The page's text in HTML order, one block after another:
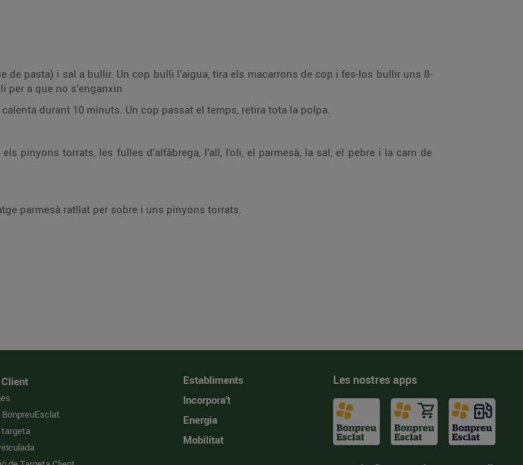
de pasta) i sal a bullir. Un cop bulli l’aigua, tira els macarrons de cop i fes-los bullir uns 8-
per a que no s’enganxin
durant 10 minuts. Un cop passat el temps, retira tota la polpa.
pinyons torrats, les fulles d’alfàbrega, l’all, l’oli, el parmesà, la sal, el pebre i la carn de
parmesà ratllat per sobre i uns pinyons torrats.
Establiments
Incorpora't
Energia
Mobilitat
Les nostres apps